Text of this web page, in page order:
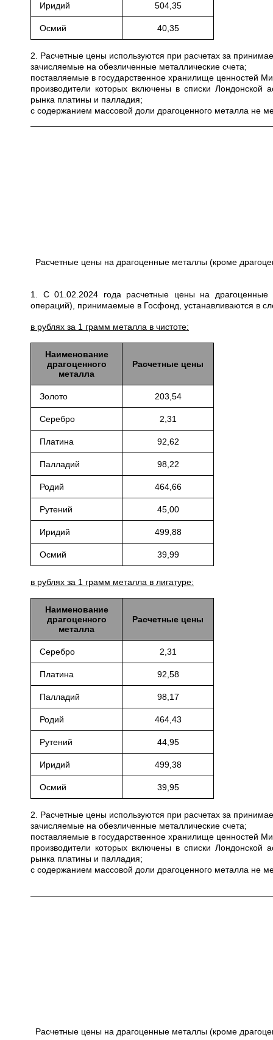
Иридий 504,35
Осмий 40,35
2. Расчетные цены используются при расчетах за
зачисляемые на обезличенные металлические счета;
поставляемые в государственное хранилище ценностей
производители которых включены в списки Лондонской
рынка платины и палладия;
с содержанием массовой доли драгоценного металла не
Расчетные цены на драгоценные металлы (кроме
1. С 01.02.2024 года расчетные цены на драгоценные
операций), принимаемые в Госфонд, устанавливаются в
в рублях за 1 грамм металла в чистоте:
Наименование
драгоценного
металла
Расчетные цены
Золото 203,54
Серебро 2,31
Платина 92,62
Палладий 98,22
Родий 464,66
Рутений 45,00
Иридий 499,88
Осмий 39,99
в рублях за 1 грамм металла в лигатуре:
Наименование
драгоценного
металла
Расчетные цены
Серебро 2,31
Платина 92,58
Палладий 98,17
Родий 464,43
Рутений 44,95
Иридий 499,38
Осмий 39,95
2. Расчетные цены используются при расчетах за
зачисляемые на обезличенные металлические счета;
поставляемые в государственное хранилище ценностей
производители которых включены в списки Лондонской
рынка платины и палладия;
с содержанием массовой доли драгоценного металла не
Расчетные цены на драгоценные металлы (кроме